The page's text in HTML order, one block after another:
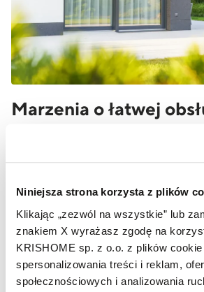
Niniejsza strona korzysta z plików
Klikając „zezwól na wszystkie” lub
znakiem X wyrażasz zgodę na
KRISHOME sp. z o.o. z plików cookie
spersonalizowania treści i reklam,
społecznościowych i analizowania
Marzenia o łatwej
Duże przeszklenia są masywne,
konstrukcja i innowacyjne
wysiłku. Rozwiązaniami
słabsze ruchowo lub z
SOFT-CLOSE– podczas
podnoszono-przesuwne
wyhamowane kilka